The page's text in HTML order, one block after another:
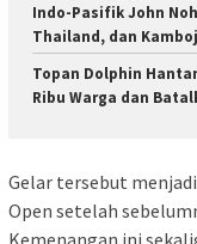
Indo-Pasifik John
Thailand, dan
Topan Dolphin
Ribu Warga dan
Gelar tersebut
Open setelah